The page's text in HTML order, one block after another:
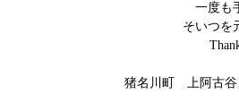
一度も
そいつを
猪名川町 上阿古谷